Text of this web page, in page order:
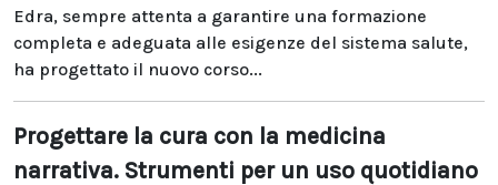
Edra, sempre attenta a garantire una formazione
completa e adeguata alle esigenze del sistema salute,
ha progettato il nuovo corso...
Progettare la cura con la medicina
narrativa. Strumenti per un uso quotidiano